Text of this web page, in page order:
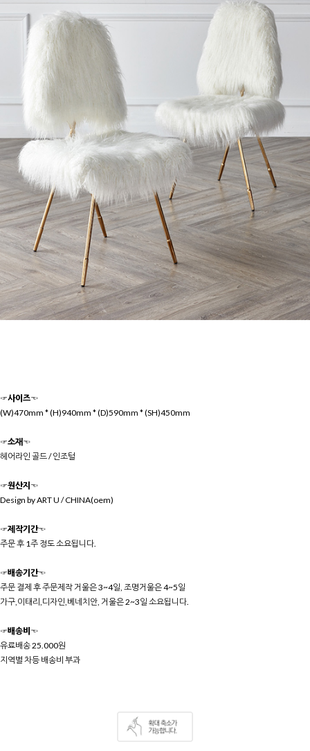
☞사이즈☜
(W)470mm * (H)940mm * (D)590mm * (SH)450mm
☞소재☜
헤어라인 골드 / 인조털
☞원산지☜
Design by ART U / CHINA(oem)
☞제작기간☜
주문 후 1주 정도 소요됩니다.
☞배송기간☜
주문 결제 후 주문제작 거울은 3~4일, 조명거울은 4~5일
가구,이태리,디자인,베네치안, 거울은 2~3일 소요됩니다.
☞배송비☜
유료배송 25.000원
지역별 차등 배송비 부과